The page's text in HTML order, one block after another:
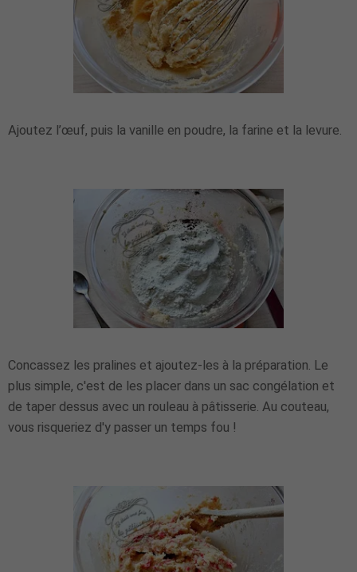
Ajoutez l’œuf, puis la vanille en poudre, la farine et la levure.
Concassez les pralines et ajoutez-les à la préparation. Le
plus simple, c'est de les placer dans un sac congélation et
de taper dessus avec un rouleau à pâtisserie. Au couteau,
vous risqueriez d'y passer un temps fou !